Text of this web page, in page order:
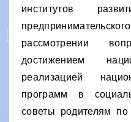
институтов
рассмотрении
достижением
реализацией
программ в
советы родителям